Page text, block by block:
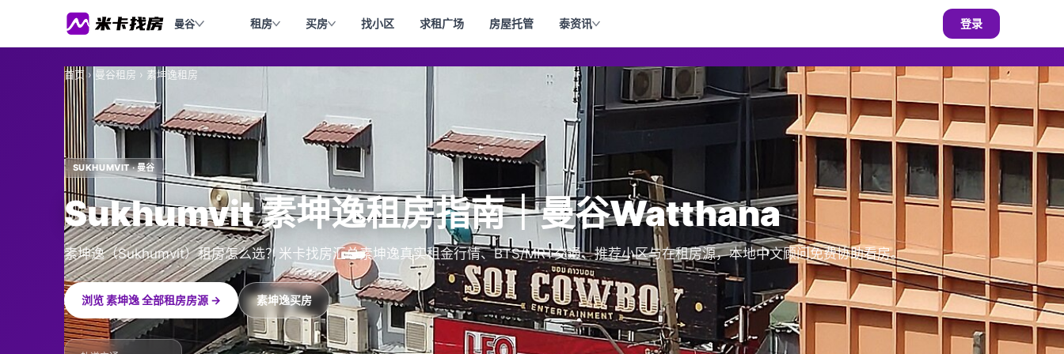
曼谷 租房 买房 找小区 求租广场 房屋托管 泰资讯 登录
首页› 曼谷租房 › 素坤逸租房
SUKHUMVIT · 曼谷
Sukhumvit 素坤逸租房指南｜曼谷Watthana
素坤逸（Sukhumvit）租房怎么选？米卡找房汇总素坤逸真实租金行情、BTS/MRT交通、推荐小区与在租房源，本地中文顾问免费协助看房。
浏览 素坤逸 全部租房房源 → 素坤逸买房